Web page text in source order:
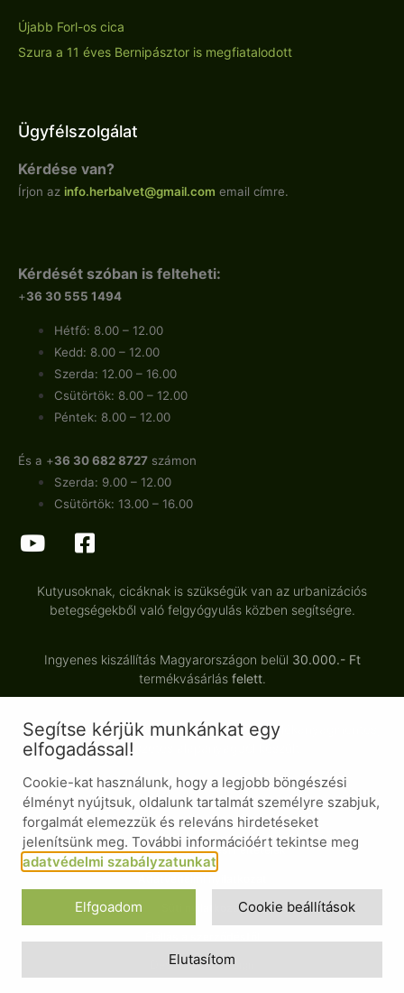
Újabb Forl-os cica
Szura a 11 éves Bernipásztor is megfiatalodott
Ügyfélszolgálat
Kérdése van?
Írjon az info.herbalvet@gmail.com email címre.
Kérdését szóban is felteheti:
+36 30 555 1494
Hétfő: 8.00 – 12.00
Kedd: 8.00 – 12.00
Szerda: 12.00 – 16.00
Csütörtök: 8.00 – 12.00
Péntek: 8.00 – 12.00
És a +36 30 682 8727 számon
Szerda: 9.00 – 12.00
Csütörtök: 13.00 – 16.00
Kutyusoknak, cicáknak is szükségük van az urbanizációs
betegségekből való felgyógyulás közben segítségre.
Ingyenes kiszállítás Magyarországon belül 30.000.- Ft
termékvásárlás felett.
Minden termékünk tartósítószermentes, adalékanyagmentes,
természetes alapanyagból készült.
© Minden jog fenntartva
Általános Szerződési Feltételek
Süti nyilatkozat
Design ❤ by GESign
Segítse kérjük munkánkat egy
elfogadással!
Cookie-kat használunk, hogy a legjobb böngészési
élményt nyújtsuk, oldalunk tartalmát személyre szabjuk,
forgalmát elemezzük és releváns hirdetéseket
jelenítsünk meg. További információért tekintse meg
adatvédelmi szabályzatunkat
Elfgoadom Cookie beállítások
Elutasítom